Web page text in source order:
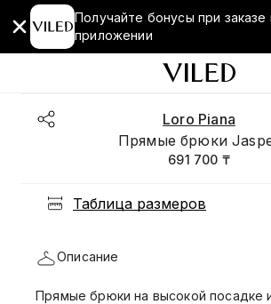
Получайте бонусы при заказе
приложении
Loro Piana
Прямые брюки
691 700 ₸
Таблица размеров
Описание
Прямые брюки на высокой посадке